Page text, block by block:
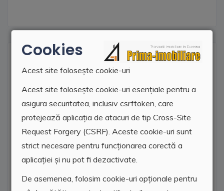
Cookies
Acest site folosește cookie-uri
Acest site folosește cookie-uri esențiale pentru a
asigura securitatea, inclusiv csrftoken, care
protejează aplicația de atacuri de tip Cross-Site
Request Forgery (CSRF). Aceste cookie-uri sunt
strict necesare pentru funcționarea corectă a
aplicației și nu pot fi dezactivate.
De asemenea, folosim cookie-uri opționale pentru
Locatie agentie